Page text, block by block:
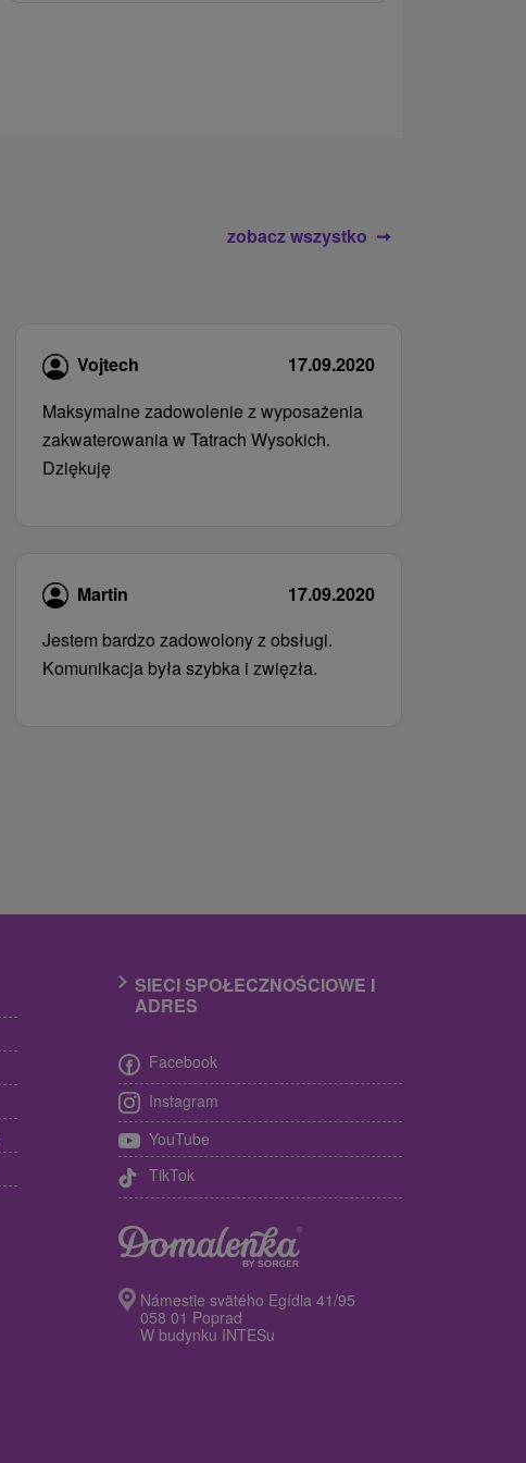
zobacz wszystko
Vojtech
17.09.2020
Maksymalne zadowolenie z wyposażenia
zakwaterowania w Tatrach Wysokich.
Dziękuję
Martin
17.09.2020
Jestem bardzo zadowolony z obsługi.
Komunikacja była szybka i zwięzła.
SIECI SPOŁECZNOŚCIOWE I
ADRES
Facebook
Instagram
YouTube
TikTok
Námestie svätého Egídia 41/95
058 01 Poprad
W budynku INTESu